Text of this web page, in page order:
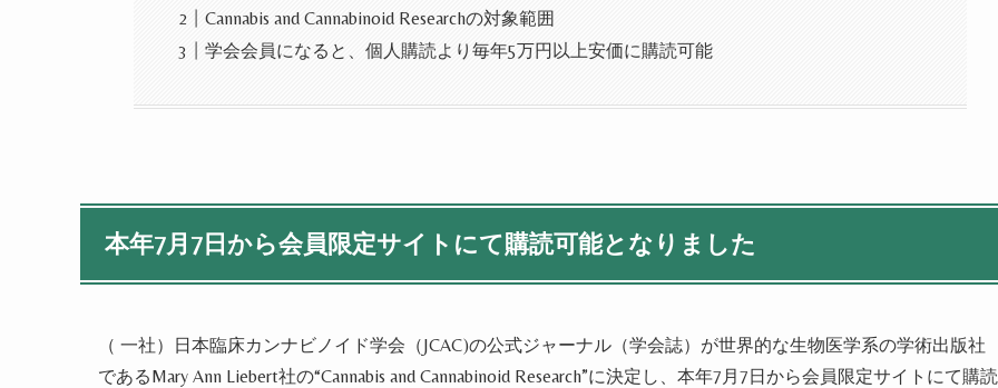
Cannabis and Cannabinoid Researchの対象範囲
学会会員になると、個人購読より毎年5万円以上安価に購読可能
本年7月7日から会員限定サイトにて購読可能となりました
（ 一社）日本臨床カンナビノイド学会（JCAC)の公式ジャーナル（学会誌）が世界的な生物医学系の学術出版社
であるMary Ann Liebert社の“Cannabis and Cannabinoid Research”に決定し、本年7 月7日から会員限定サイトにて購読